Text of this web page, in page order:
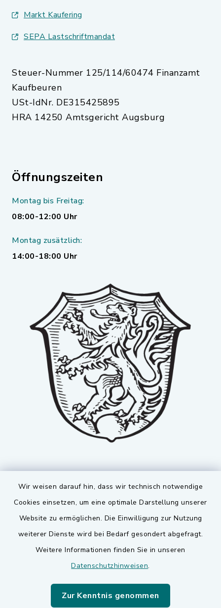
Wir weisen darauf hin, dass wir technisch notwendige
Cookies einsetzen, um eine optimale Darstellung unserer
Website zu ermöglichen. Die Einwilligung zur Nutzung
weiterer Dienste wird bei Bedarf gesondert abgefragt.
Weitere Informationen finden Sie in unseren
Datenschutzhinweisen.
Zur Kenntnis genommen
Markt Kaufering
SEPA Lastschriftmandat
Steuer-Nummer 125/114/60474 Finanzamt
Kaufbeuren
USt-IdNr. DE315425895
HRA 14250 Amtsgericht Augsburg
Öffnungszeiten
Montag bis Freitag:
08:00-12:00 Uhr
Montag zusätzlich:
14:00-18:00 Uhr
Barrierefreiheit
Impressum